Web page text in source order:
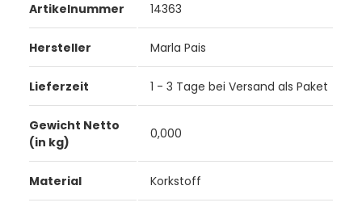
Artikelnummer 14363
Hersteller Marla Pais
Lieferzeit 1 - 3 Tage bei Versand als Paket
Gewicht Netto
(in kg)
0,000
Material Korkstoff